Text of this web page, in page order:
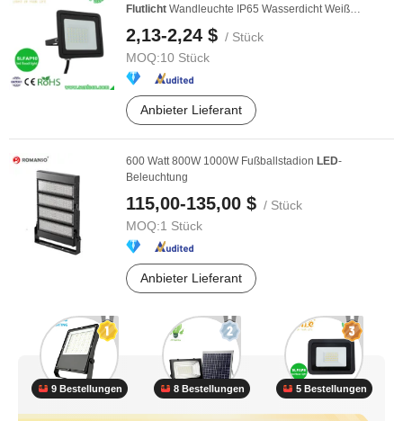
Flutlicht Wandleuchte IP65 Wasserdicht Weiß
2,13-2,24 $ / Stück
MOQ:10 Stück
Anbieter Lieferant
600 Watt 800W 1000W Fußballstadion LED-
Beleuchtung
115,00-135,00 $ / Stück
MOQ:1 Stück
Anbieter Lieferant
9 Bestellungen 8 Bestellungen 5 Bestellungen